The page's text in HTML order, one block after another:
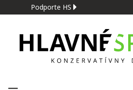
Podporte HS